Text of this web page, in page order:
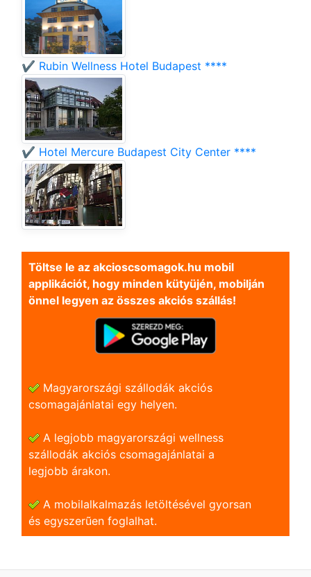
✔️ Rubin Wellness Hotel Budapest ****
✔️ Hotel Mercure Budapest City Center ****
Töltse le az akcioscsomagok.hu mobil
applikációt, hogy minden kütyüjén, mobilján
önnel legyen az összes akciós szállás!
Magyarországi szállodák akciós
csomagajánlatai egy helyen.
A legjobb magyarországi wellness
szállodák akciós csomagajánlatai a
legjobb árakon.
A mobilalkalmazás letöltésével gyorsan
és egyszerũen foglalhat.